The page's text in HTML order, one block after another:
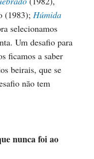
(1983);Húmida
selecionamos
Um desafio para
ficamos a saber
beirais, que se
não tem
nunca foi ao